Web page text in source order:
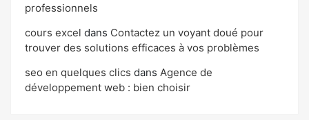
professionnels
cours excel dans Contactez un voyant doué pour
trouver des solutions efficaces à vos problèmes
seo en quelques clics dans Agence de
développement web : bien choisir